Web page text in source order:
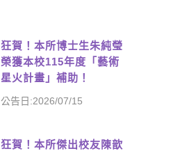
狂賀！本所博士生朱純瑩
榮獲本校115年度「藝術
星火計畫」補助！
公告日:2026/07/15
狂賀！本所傑出校友陳歆